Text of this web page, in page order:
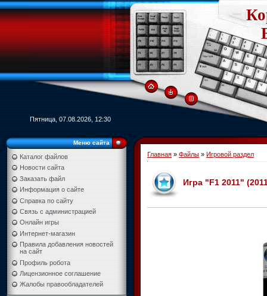
Пятница, 07.08.2026, 12:30
Меню сайта
Каталог файлов
Новости сайта
Заказать файл
Информация о сайте
Справка по сайту
Связь с администрацией
Онлайн игры
Интернет-магазин
Правила добавления новостей
на сайт
Профиль робота
Лицензионное соглашение
Жалобы правообладателей
Главная » Файлы » Игровой раздел
Игра "F1 2011"